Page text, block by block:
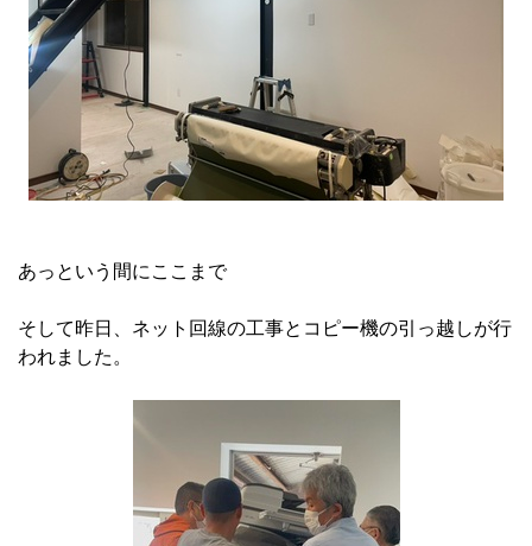
あっという間にここまで
そして昨日、ネット回線の工事とコピー機の引っ越しが行
われました。